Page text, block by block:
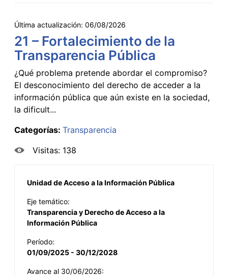
Última actualización: 06/08/2026
21 – Fortalecimiento de la
Transparencia Pública
¿Qué problema pretende abordar el compromiso?
El desconocimiento del derecho de acceder a la
información pública que aún existe en la sociedad,
la dificult...
Categorías: Transparencia
Visitas: 138
Unidad de Acceso a la Información Pública
Eje temático:
Transparencia y Derecho de Acceso a la
Información Pública
Período:
01/09/2025 - 30/12/2028
Avance al 30/06/2026: